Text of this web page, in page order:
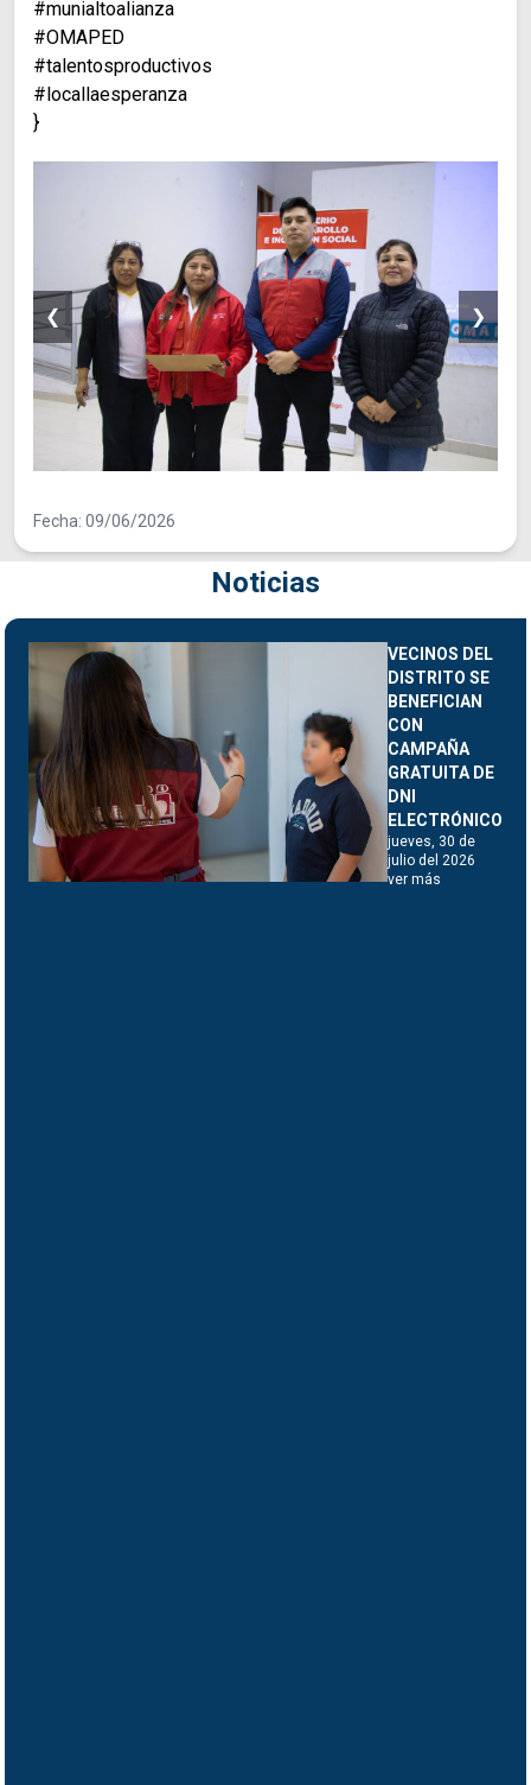
#munialtoalianza
#OMAPED
#talentosproductivos
#locallaesperanza
}
❮ ❯
Fecha: 09/06/2026
Noticias
VECINOS DEL
DISTRITO SE
BENEFICIAN
CON
CAMPAÑA
GRATUITA DE
DNI
ELECTRÓNICO
jueves, 30 de
julio del 2026
ver más